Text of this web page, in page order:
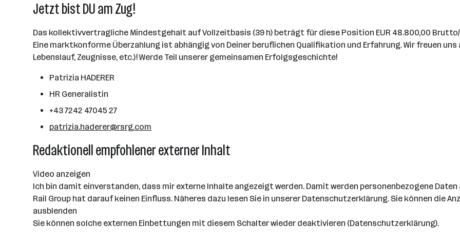
Jetzt bist DU am Zug!
Das kollektivvertragliche Mindestgehalt auf Vollzeitbasis (39 h) beträgt für diese Position EUR 48.800,00
Eine marktkonforme Überzahlung ist abhängig von Deiner beruflichen Qualifikation und Erfahrung. Wir freuen
Lebenslauf, Zeugnisse, etc.)! Werde Teil unserer gemeinsamen Erfolgsgeschichte!
Patrizia HADERER
HR Generalistin
+43 7242 47045 27
patrizia.haderer@rsrg.com
Redaktionell empfohlener externer Inhalt
Video anzeigen
Ich bin damit einverstanden, dass mir externe Inhalte angezeigt werden. Damit werden personenbezogene
Rail Group hat darauf keinen Einfluss. Näheres dazu lesen Sie in unserer Datenschutzerklärung. Sie können die
ausblenden
Sie können solche externen Einbettungen mit diesem Schalter wieder deaktivieren (Datenschutzerklärung).